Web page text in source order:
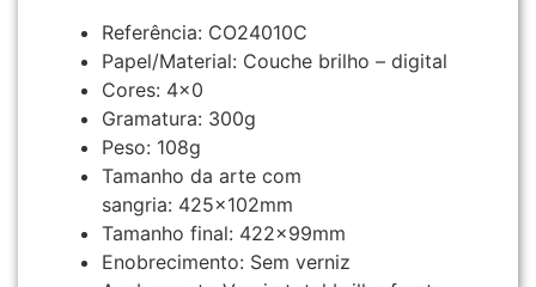
Referência: CO24010C
Papel/Material: Couche brilho – digital
Cores: 4×0
Gramatura: 300g
Peso: 108g
Tamanho da arte com
sangria: 425x102mm
Tamanho final: 422x99mm
Enobrecimento: Sem verniz